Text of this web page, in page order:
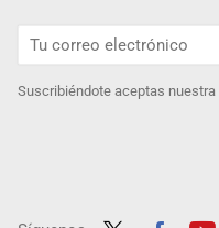
Suscribiéndote aceptas nuestra